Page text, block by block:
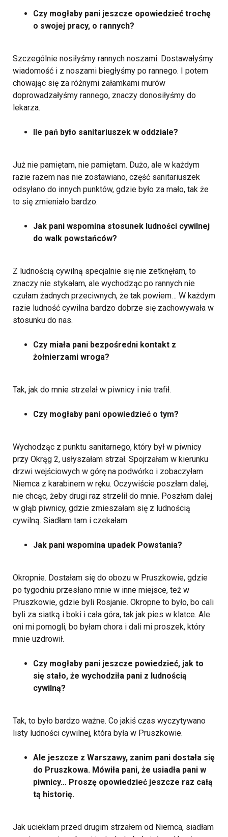
Czy mogłaby pani jeszcze opowiedzieć trochę
o swojej pracy, o rannych?
Szczególnie nosiłyśmy rannych noszami. Dostawałyśmy
wiadomość i z noszami biegłyśmy po rannego. I potem
chowając się za różnymi załamkami murów
doprowadzałyśmy rannego, znaczy donosiłyśmy do
lekarza.
Ile pań było sanitariuszek w oddziale?
Już nie pamiętam, nie pamiętam. Dużo, ale w każdym
razie razem nas nie zostawiano, część sanitariuszek
odsyłano do innych punktów, gdzie było za mało, tak że
to się zmieniało bardzo.
Jak pani wspomina stosunek ludności cywilnej
do walk powstańców?
Z ludnością cywilną specjalnie się nie zetknęłam, to
znaczy nie stykałam, ale wychodząc po rannych nie
czułam żadnych przeciwnych, że tak powiem… W każdym
razie ludność cywilna bardzo dobrze się zachowywała w
stosunku do nas.
Czy miała pani bezpośredni kontakt z
żołnierzami wroga?
Tak, jak do mnie strzelał w piwnicy i nie trafił.
Czy mogłaby pani opowiedzieć o tym?
Wychodząc z punktu sanitarnego, który był w piwnicy
przy Okrąg 2, usłyszałam strzał. Spojrzałam w kierunku
drzwi wejściowych w górę na podwórko i zobaczyłam
Niemca z karabinem w ręku. Oczywiście poszłam dalej,
nie chcąc, żeby drugi raz strzelił do mnie. Poszłam dalej
w głąb piwnicy, gdzie zmieszałam się z ludnością
cywilną. Siadłam tam i czekałam.
Jak pani wspomina upadek Powstania?
Okropnie. Dostałam się do obozu w Pruszkowie, gdzie
po tygodniu przesłano mnie w inne miejsce, też w
Pruszkowie, gdzie byli Rosjanie. Okropne to było, bo cali
byli za siatką i boki i cała góra, tak jak pies w klatce. Ale
oni mi pomogli, bo byłam chora i dali mi proszek, który
mnie uzdrowił.
Czy mogłaby pani jeszcze powiedzieć, jak to
się stało, że wychodziła pani z ludnością
cywilną?
Tak, to było bardzo ważne. Co jakiś czas wyczytywano
listy ludności cywilnej, która była w Pruszkowie.
Ale jeszcze z Warszawy, zanim pani dostała się
do Pruszkowa. Mówiła pani, że usiadła pani w
piwnicy… Proszę opowiedzieć jeszcze raz całą
tą historię.
Jak uciekłam przed drugim strzałem od Niemca, siadłam